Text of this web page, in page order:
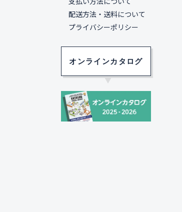
配送方法・送料について
プライバシーポリシー
オンラインカタログ